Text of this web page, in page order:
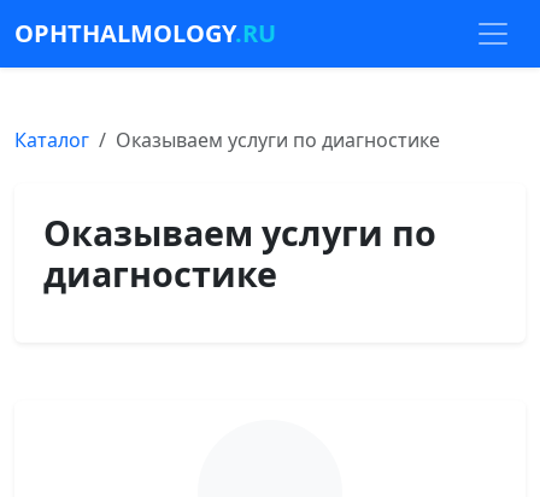
OPHTHALMOLOGY.RU
Каталог Оказываем услуги по диагностике
Оказываем услуги по
диагностике